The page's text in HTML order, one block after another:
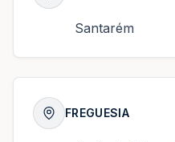
Santarém
FREGUESIA